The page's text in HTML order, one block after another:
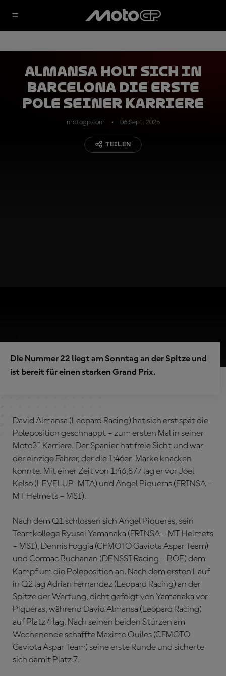
Almansa holt sich in
Barcelona die erste
Pole seiner Karriere
motogp.com 06 Sept. 2025
TEILEN
Die Nummer 22 liegt am Sonntag an der Spitze und
ist bereit für einen starken Grand Prix.
David Almansa (Leopard Racing) hat sich erst spät die
Poleposition geschnappt – zum ersten Mal in seiner
Moto3™-Karriere. Der Spanier hat freie Sicht und war
der einzige Fahrer, der die 1:46er-Marke knacken
konnte. Mit einer Zeit von 1:46,877 lag er vor Joel
Kelso (LEVELUP-MTA) und Angel Piqueras (FRINSA –
MT Helmets – MSI).
Nach dem Q1 schlossen sich Angel Piqueras, sein
Teamkollege Ryusei Yamanaka (FRINSA – MT Helmets
– MSI), Dennis Foggia (CFMOTO Gaviota Aspar Team)
und Cormac Buchanan (DENSSI Racing – BOE) dem
Kampf um die Poleposition an. Nach dem ersten Lauf
in Q2 lag Adrian Fernandez (Leopard Racing) an der
Spitze der Wertung, dicht gefolgt von Yamanaka vor
Piqueras, während David Almansa (Leopard Racing)
auf Platz 4 lag. Nach seinen beiden Stürzen am
Wochenende schaffte Maximo Quiles (CFMOTO
Gaviota Aspar Team) seine erste Runde und sicherte
sich damit Platz 7.